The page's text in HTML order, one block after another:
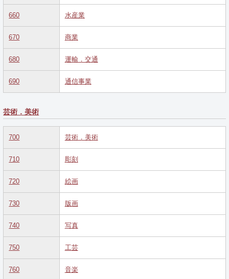
660 水産業
670 商業
680 運輸．交通
690 通信事業
芸術．美術
700 芸術．美術
710 彫刻
720 絵画
730 版画
740 写真
750 工芸
760 音楽